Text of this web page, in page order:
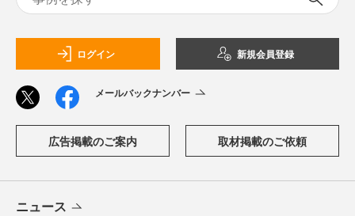
ログイン 新規会員登録
メールバックナンバー
広告掲載のご案内 取材掲載のご依頼
ニュース